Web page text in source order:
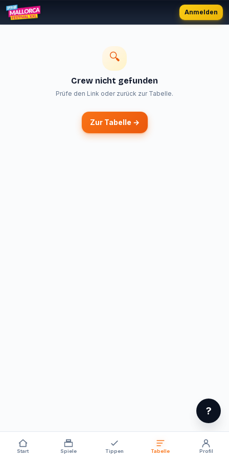
Anmelden
🔍
Crew nicht gefunden
Prüfe den Link oder zurück zur Tabelle.
Zur Tabelle →
Start Spiele Tippen Tabelle Profil
?